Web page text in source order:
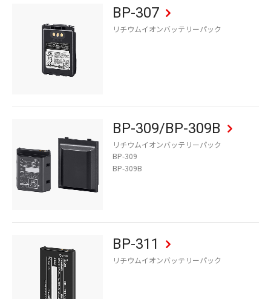
BP-307
リチウムイオンバッテリーパック
BP-309/BP-309B
リチウムイオンバッテリーパック
BP-309
BP-309B
BP-311
リチウムイオンバッテリーパック